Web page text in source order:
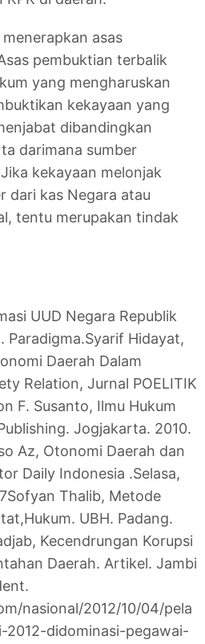
asas
pembuktian terbalik
yang mengharuskan
kekayaan yang
dibandingkan
darimana sumber
kekayaan melonjak
dari kas Negara atau
tentu merupakan tindak
UUD Negara Republik
Paradigma.Syarif Hidayat,
Daerah Dalam
Relation, Jurnal POELITIK
F. Susanto, Ilmu Hukum
Jogjakarta. 2010.
Az, Otonomi Daerah dan
Daily Indonesia .Selasa,
Sofyan Thalib, Metode
UBH. Padang.
Kecendrungan Korupsi
Daerah. Artikel. Jambi
nasional/2012/10/04/pela
2012-didominasi-pegawai-